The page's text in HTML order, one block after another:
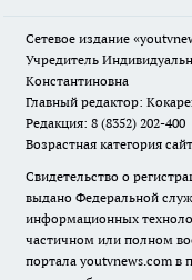
Сетевое издание
Учредитель
Константиновна
Главный редактор:
Редакция: 8 (8352) 202-400
Возрастная категория
Свидетельство о
выдано Федеральной
информационных
частичном или полном
портала youtvnews.com в